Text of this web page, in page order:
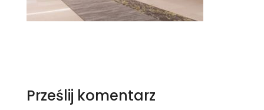
Prześlij komentarz